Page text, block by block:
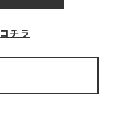
コチラ